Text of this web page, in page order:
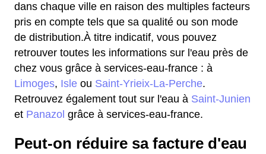
dans chaque ville en raison des multiples facteurs
pris en compte tels que sa qualité ou son mode
de distribution.À titre indicatif, vous pouvez
retrouver toutes les informations sur l'eau près de
chez vous grâce à services-eau-france : à
Limoges, Isle ou Saint-Yrieix-La-Perche.
Retrouvez également tout sur l'eau à Saint-Junien
et Panazol grâce à services-eau-france.
Peut-on réduire sa facture d'eau